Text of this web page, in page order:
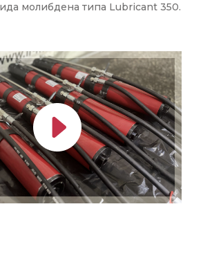
молибдена типа Lubricant 350.